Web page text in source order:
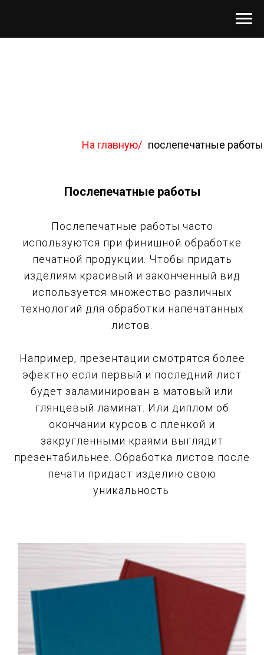
На главную/ послепечатные работы
Послепечатные работы
Послепечатные работы часто
используются при финишной обработке
печатной продукции. Чтобы придать
изделиям красивый и законченный вид
используется множество различных
технологий для обработки напечатанных
листов.
Например, презентации смотрятся более
эфектно если первый и последний лист
будет заламинирован в матовый или
глянцевый ламинат. Или диплом об
окончании курсов с пленкой и
закругленными краями выглядит
презентабильнее. Обработка листов после
печати придаст изделию свою
уникальность.